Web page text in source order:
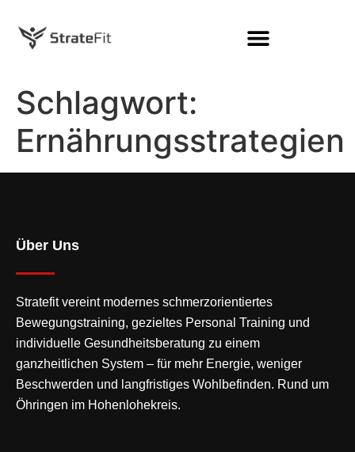
Schlagwort:
Ernährungsstrategien
Über Uns
Stratefit vereint modernes schmerzorientiertes
Bewegungstraining, gezieltes Personal Training und
individuelle Gesundheitsberatung zu einem
ganzheitlichen System – für mehr Energie, weniger
Beschwerden und langfristiges Wohlbefinden. Rund um
Öhringen im Hohenlohekreis.